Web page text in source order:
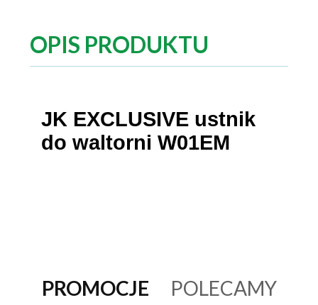
OPIS PRODUKTU
JK EXCLUSIVE ustnik
do waltorni W01EM
PROMOCJE POLECAMY